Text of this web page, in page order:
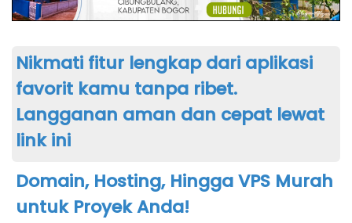
Nikmati fitur lengkap dari aplikasi
favorit kamu tanpa ribet.
Langganan aman dan cepat lewat
link ini
Domain, Hosting, Hingga VPS Murah
untuk Proyek Anda!